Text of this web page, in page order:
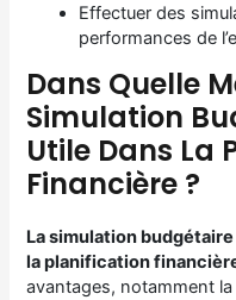
Effectuer des
performances de
Dans Quelle
Simulation
Utile Dans La
Financière ?
La simulation
la planification
avantages, notamment